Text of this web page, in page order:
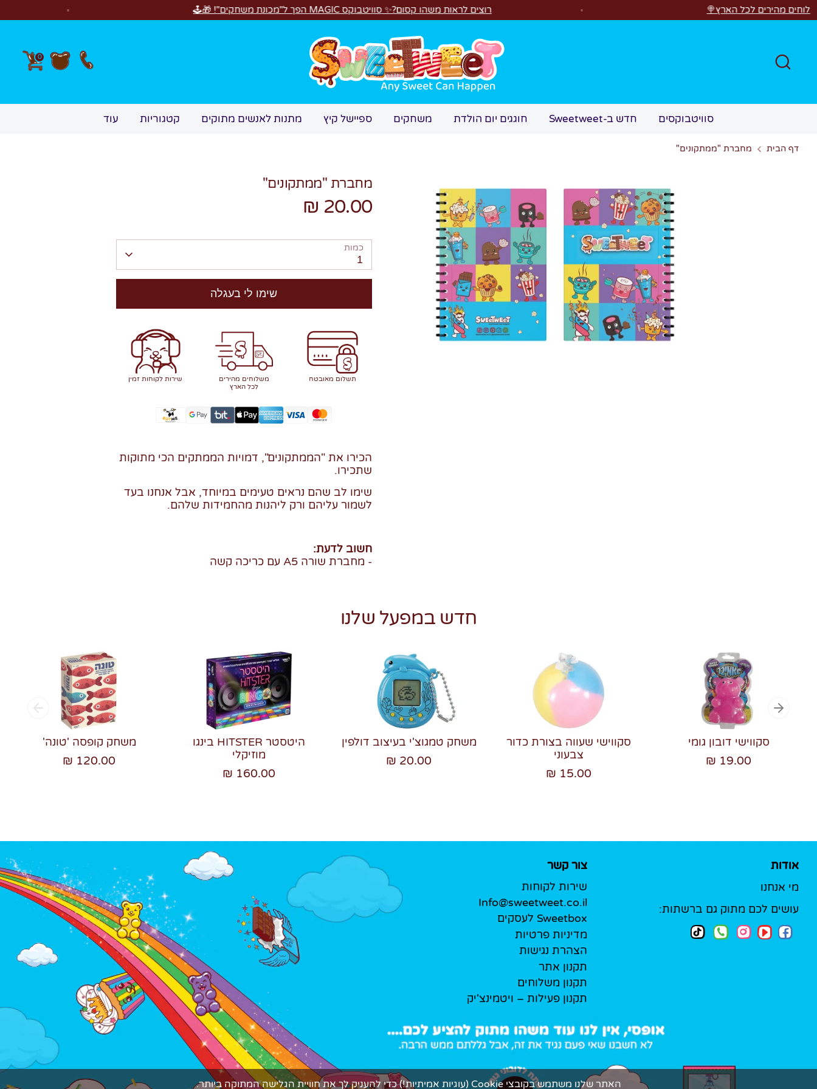
דלגלכל הארץ🍭 רוצים לראות משהו קסום?✨ סוויטבוקס MAGIC הפך ל"מכונת משחקים"! 🎁🕹️
חיפוש 0
סוויטבוקסים חדש ב-Sweetweet חוגגים יום הולדת משחקים ספיישל קיץ מתנות לאנשים מתוקים קטגוריות עוד
דף הבית מחברת "ממתקונים"
מחברת "ממתקונים"
20.00 ₪
כמות
1
שימו לי בעגלה
תשלום מאובטח
משלוחים מהירים
לכל הארץ
שירות לקוחות זמין
הכירו את "הממתקונים", דמויות הממתקים הכי מתוקות
שתכירו.
שימו לב שהם נראים טעימים במיוחד, אבל אנחנו בעד
לשמור עליהם ורק ליהנות מהחמידות שלהם.
חשוב לדעת:
- מחברת שורה A5 עם כריכה קשה
חדש במפעל שלנו
משחק קופסה 'טונה'
120.00 ₪
היטסטר HITSTER בינגו
מוזיקלי
160.00 ₪
משחק טמגוצ'י בעיצוב דולפין
20.00 ₪
סקווישי שעווה בצורת כדור
צבעוני
15.00 ₪
סקווישי דובון גומי
19.00 ₪
אודות
מי אנחנו
עושים לכם מתוק גם ברשתות:
צור קשר
שירות לקוחות
Info@sweetweet.co.il
Sweetbox לעסקים
מדיניות פרטיות
הצהרת נגישות
תקנון אתר
תקנון משלוחים
תקנון פעילות – ויטמינצ'יק
האתר שלנו משתמש בקובצי Cookie (עוגיות אמיתיות!) כדי להעניק לך את חוויית הגלישה המתוקה ביותר.